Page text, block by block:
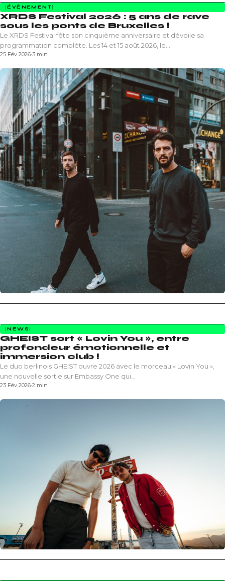
ÉVÈNEMENT
XRDS Festival 2026 : 5 ans de rave
sous les ponts de Bruxelles !
Le XRDS Festival fête son cinquième anniversaire et dévoile sa
programmation complète. Les 14 et 15 août 2026, le…
25 Fév 2026·3 min
NEWS
GHEIST sort « Lovin You », entre
profondeur émotionnelle et
immersion club !
Le duo berlinois GHEIST ouvre 2026 avec le morceau « Lovin You »,
une nouvelle sortie sur Embassy One qui…
23 Fév 2026·2 min